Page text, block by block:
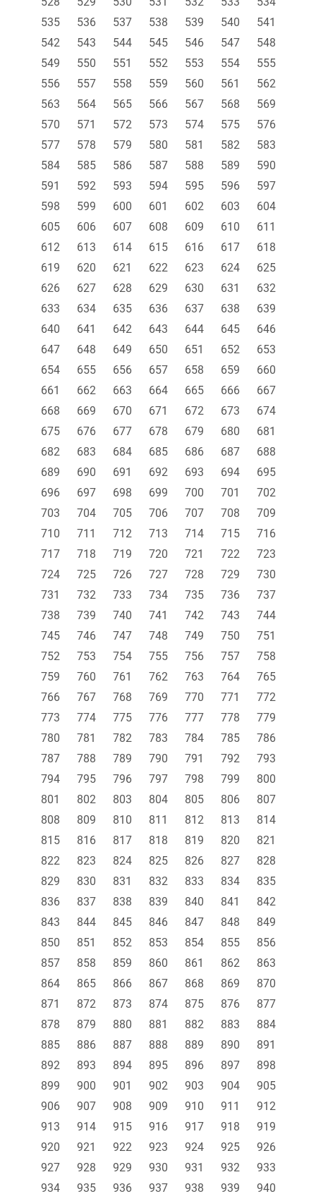
535
536 537 538 539 540
541
542
543 544 545 546 547
548
549
550 551 552 553 554
555
556
557 558 559 560 561
562
563
564 565 566 567 568
569
570
571 572 573 574 575
576
577
578 579 580 581 582
583
584
585 586 587 588 589
590
591
592 593 594 595 596
597
598
599 600 601 602 603
604
605
606 607 608 609 610
611
612
613 614 615 616 617
618
619
620 621 622 623 624
625
626
627 628 629 630 631
632
633
634 635 636 637 638
639
640
641 642 643 644 645
646
647
648 649 650 651 652
653
654
655 656 657 658 659
660
661
662 663 664 665 666
667
668
669 670 671 672 673
674
675
676 677 678 679 680
681
682
683 684 685 686 687
688
689
690 691 692 693 694
695
696
697 698 699 700 701
702
703
704 705 706 707 708
709
710
711 712 713 714 715
716
717
718 719 720 721 722
723
724
725 726 727 728 729
730
731
732 733 734 735 736
737
738
739 740 741 742 743
744
745
746 747 748 749 750
751
752
753 754 755 756 757
758
759
760 761 762 763 764
765
766
767 768 769 770 771
772
773
774 775 776 777 778
779
780
781 782 783 784 785
786
787
788 789 790 791 792
793
794
795 796 797 798 799
800
801
802 803 804 805 806
807
808
809 810 811 812 813
814
815
816 817 818 819 820
821
822
823 824 825 826 827
828
829
830 831 832 833 834
835
836
837 838 839 840 841
842
843
844 845 846 847 848
849
850
851 852 853 854 855
856
857
858 859 860 861 862
863
864
865 866 867 868 869
870
871
872 873 874 875 876
877
878
879 880 881 882 883
884
885
886 887 888 889 890
891
892
893 894 895 896 897
898
899
900 901 902 903 904
905
906
907 908 909 910 911
912
913
914 915 916 917 918
919
920
921 922 923 924 925
926
927
928 929 930 931 932
933
934
935 936 937 938 939
940